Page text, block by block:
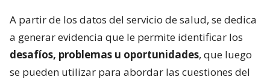
A partir de los datos del servicio de salud, se dedica
a generar evidencia que le permite identificar los
desafíos, problemas u oportunidades, que luego
se pueden utilizar para abordar las cuestiones del